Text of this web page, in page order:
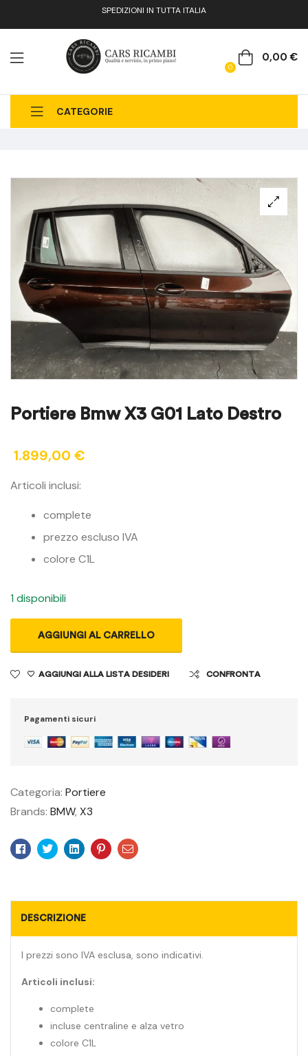
SPEDIZIONI IN TUTTA ITALIA
0
0,00€
CATEGORIE
Portiere Bmw X3 G01 Lato Destro
1.899,00 €
Articoli inclusi:
complete
prezzo escluso IVA
colore C1L
1 disponibili
AGGIUNGI AL CARRELLO
AGGIUNGI ALLA LISTA DESIDERI CONFRONTA
Pagamenti sicuri
Categoria: Portiere
Brands: BMW, X3
Facebook
TwitterLinkedinPinterest
Email
DESCRIZIONE
I prezzi sono IVA esclusa, sono indicativi.
Articoli inclusi:
complete
incluse centraline e alza vetro
colore C1L